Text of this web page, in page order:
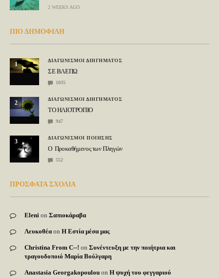
2 WEEKS AGO
ΠΙΟ ΔΗΜΟΦΙΛΗ
1
ΔΙΑΓΩΝΙΣΜΟΙ ΔΙΗΓΗΜΑΤΟΣ
ΣΕ ΒΛΕΠΩ
1035
2
ΔΙΑΓΩΝΙΣΜΟΙ ΔΙΗΓΗΜΑΤΟΣ
ΤΟ ΗΛΙΟΤΡΟΠΙΟ
947
3
ΔΙΑΓΩΝΙΣΜΟΙ ΠΟΙΗΣΗΣ
Ο Προκαθήμενος των Πληγών
552
ΠΡΟΣΦΑΤΑ ΣΧΟΛΙΑ
Eleni on Σαπιοκάραβα
Λευκοθέα on Η Εστία μέσα μας
Christina From C--! on Συνέντευξη με την ποιήτρια και
τραγουδοποιό Μαρία Βούλγαρη
Anastasia Georgakopoulou on Η ψυχή του φεγγαριού